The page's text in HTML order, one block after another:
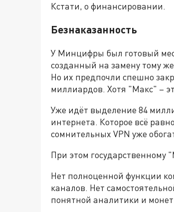
Кстати, о финансировании.
Безнаказанность
У Минцифры был готовый
созданный на замену тому
Но их предпочли спешно
миллиардов. Хотя "Макс" –
Уже идёт выделение 84
интернета. Которое всё
сомнительных VPN уже
При этом государственному
Нет полноценной функции
каналов. Нет
понятной аналитики и